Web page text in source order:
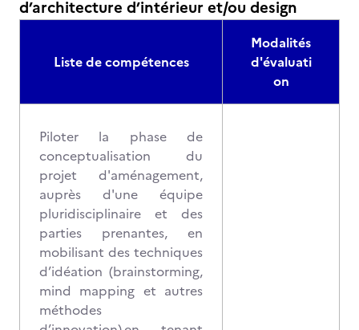
d’architecture d’intérieur et/ou design
Liste de compétences
Modalités
d'évaluati
on
Piloter la phase de
conceptualisation du
projet d'aménagement,
auprès d'une équipe
pluridisciplinaire et des
parties prenantes, en
mobilisant des techniques
d’idéation (brainstorming,
mind mapping et autres
méthodes